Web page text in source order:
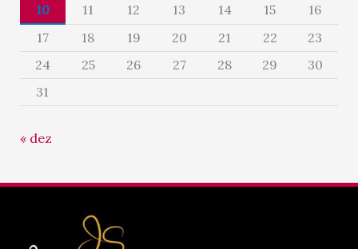
10
11 12 13 14 15
16
17
18 19 20 21 22
23
24
25 26 27 28 29
30
31
« dez